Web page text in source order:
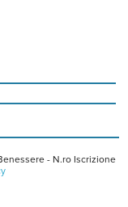
- N.ro Iscrizione